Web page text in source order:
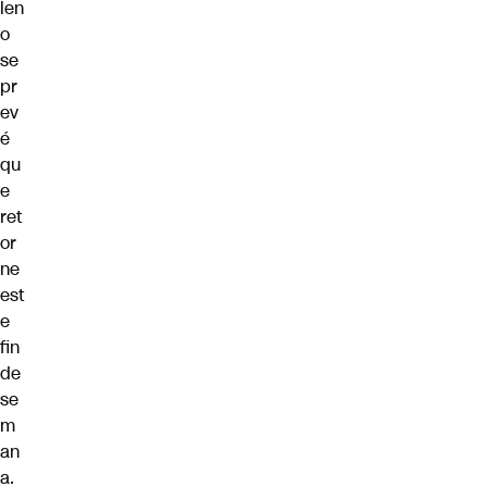
len
o
se
pr
ev
é
qu
e
ret
or
ne
est
e
fin
de
se
m
an
a.